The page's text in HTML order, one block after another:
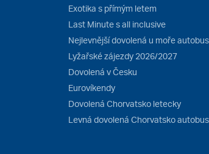
Exotika s přímým letem
Last Minute s all inclusive
Nejlevnější dovolená u moře
Lyžařské zájezdy 2026/2027
Dovolená v Česku
Eurovíkendy
Dovolená Chorvatsko letecky
Levná dovolená Chorvatsko